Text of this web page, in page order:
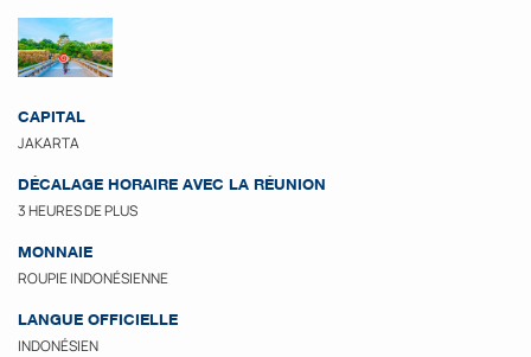
CAPITAL
JAKARTA
DÉCALAGE HORAIRE AVEC LA RÉUNION
3 HEURES DE PLUS
MONNAIE
ROUPIE INDONÉSIENNE
LANGUE OFFICIELLE
INDONÉSIEN